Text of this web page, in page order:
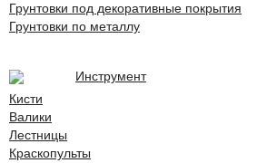
Грунтовки под декоративные покрытия
Грунтовки по металлу
Инструмент
Кисти
Валики
Лестницы
Краскопульты